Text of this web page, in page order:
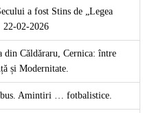
a fost Stins de „Legea
22-02-2026
din Căldăraru, Cernica: între
și Modernitate.
Amintiri … fotbalistice.